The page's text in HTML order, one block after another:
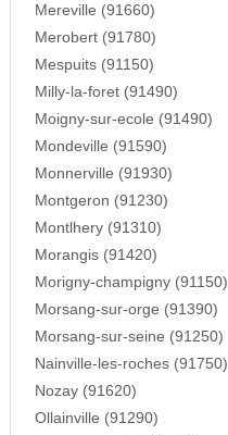
Mereville (91660)
Merobert (91780)
Mespuits (91150)
Milly-la-foret (91490)
Moigny-sur-ecole (91490)
Mondeville (91590)
Monnerville (91930)
Montgeron (91230)
Montlhery (91310)
Morangis (91420)
Morigny-champigny (91150)
Morsang-sur-orge (91390)
Morsang-sur-seine (91250)
Nainville-les-roches (91750)
Nozay (91620)
Ollainville (91290)